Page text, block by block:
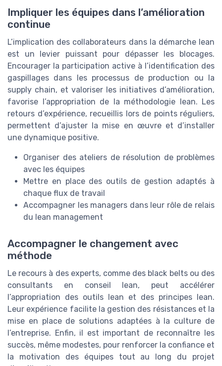
Impliquer les équipes dans l’amélioration
continue
L’implication des collaborateurs dans la démarche lean
est un levier puissant pour dépasser les blocages.
Encourager la participation active à l’identification des
gaspillages dans les processus de production ou la
supply chain, et valoriser les initiatives d’amélioration,
favorise l’appropriation de la méthodologie lean. Les
retours d’expérience, recueillis lors de points réguliers,
permettent d’ajuster la mise en œuvre et d’installer
une dynamique positive.
Organiser des ateliers de résolution de problèmes
avec les équipes
Mettre en place des outils de gestion adaptés à
chaque flux de travail
Accompagner les managers dans leur rôle de relais
du lean management
Accompagner le changement avec
méthode
Le recours à des experts, comme des black belts ou des
consultants en conseil lean, peut accélérer
l’appropriation des outils lean et des principes lean.
Leur expérience facilite la gestion des résistances et la
mise en place de solutions adaptées à la culture de
l’entreprise. Enfin, il est important de reconnaître les
succès, même modestes, pour renforcer la confiance et
la motivation des équipes tout au long du projet